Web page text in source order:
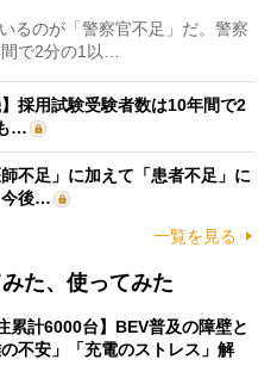
るのが「警察官不足」だ。警察
で2分の1以…
採用試験受験者数は10年間で2
…
不足」に加えて「患者不足」に
今後…
一覧を見る
た、使ってみた
累計6000台】BEV普及の障壁と
不安」「充電のストレス」解